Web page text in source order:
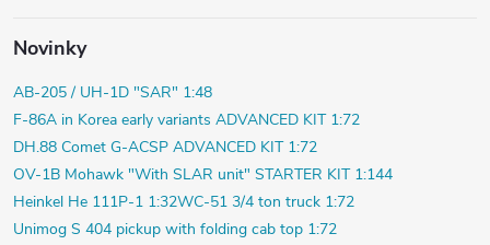
Novinky
AB-205 / UH-1D "SAR" 1:48
F-86A in Korea early variants ADVANCED KIT 1:72
DH.88 Comet G-ACSP ADVANCED KIT 1:72
OV-1B Mohawk "With SLAR unit" STARTER KIT 1:144
Heinkel He 111P-1 1:32WC-51 3/4 ton truck 1:72
Unimog S 404 pickup with folding cab top 1:72